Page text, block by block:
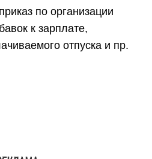
по организации
к зарплате,
отпуска и пр.